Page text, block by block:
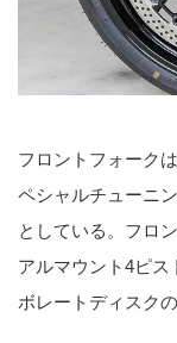
フロントフォーク
ペシャルチューニ
としている。フロ
アルマウント4ピ
ボレートディスク